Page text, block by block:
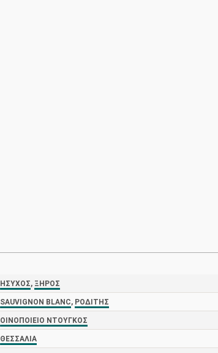
ΉΣΥΧΟΣ, ΞΗΡΌΣ
SAUVIGNON BLANC, ΡΟΔΊΤΗΣ
ΟΙΝΟΠΟΙΕΊΟ ΝΤΟΎΓΚΟΣ
ΘΕΣΣΑΛΊΑ